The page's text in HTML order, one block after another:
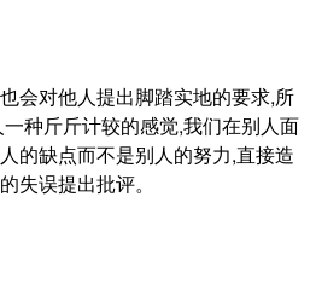
会对他人提出脚踏实地的要求,所
种斤斤计较的感觉,我们在别人面
的缺点而不是别人的努力,直接造
失误提出批评。